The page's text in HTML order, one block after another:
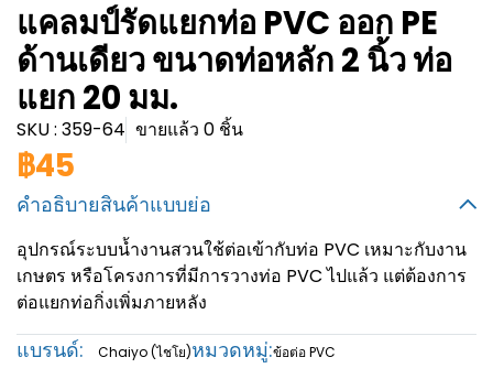
แคลมป์รัดแยกท่อ PVC ออก PE
ด้านเดียว ขนาดท่อหลัก 2 นิ้ว ท่อ
แยก 20 มม.
SKU : 359-64 ขายแล้ว 0 ชิ้น
฿45
คำอธิบายสินค้าแบบย่อ
อุปกรณ์ระบบน้ำงานสวนใช้ต่อเข้ากับท่อ PVC เหมาะกับงาน
เกษตร หรือโครงการที่มีการวางท่อ PVC ไปแล้ว แต่ต้องการ
ต่อแยกท่อกิ่งเพิ่มภายหลัง
แบรนด์: Chaiyo (ไชโย)หมวดหมู่:ข้อต่อ PVC